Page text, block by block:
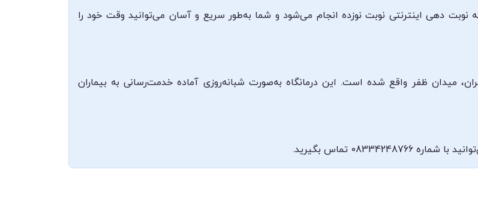
نوبت دهی اینترنتی نوبت نوزده انجام می‌شود و شما به‌طور سریع و آسان می‌توانید وقت خود را
میدان ظفر واقع شده است. این درمانگاه به‌صورت شبانه‌روزی آماده خدمت‌رسانی به بیماران
تماس بگیرید.